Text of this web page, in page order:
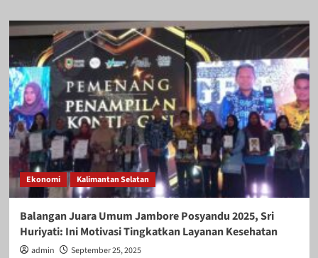
Wabup
Balangan
Akhmad
Fauzi
Motivasi
Peserta
Seleksi
Beasiswa
Tahfidz
Al-
Qur’an
2025:
“Tekad
Restu
Orang
Tua
Ekonomi Kalimantan Selatan
Balangan Juara Umum Jambore Posyandu 2025, Sri
Huriyati: Ini Motivasi Tingkatkan Layanan Kesehatan
admin
September 25, 2025